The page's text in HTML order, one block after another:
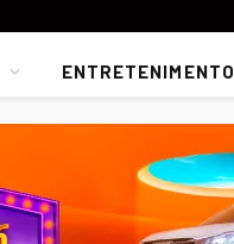
ENTRETENIMENTO